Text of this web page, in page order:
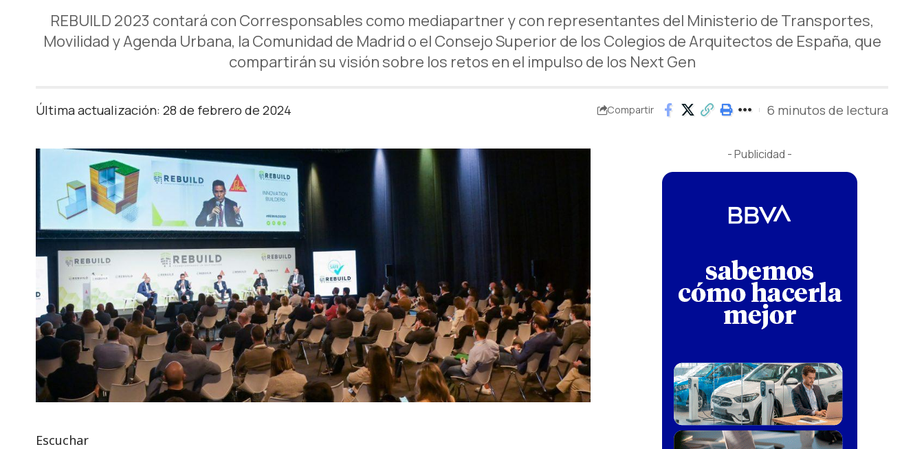
REBUILD 2023 contará con Corresponsables como mediapartner y con representantes del Ministerio de Transportes,
Movilidad y Agenda Urbana, la Comunidad de Madrid o el Consejo Superior de los Colegios de Arquitectos de España, que
compartirán su visión sobre los retos en el impulso de los Next Gen
Última actualización: 28 de febrero de 2024 Compartir 6 minutos de lectura
Escuchar
- Publicidad -